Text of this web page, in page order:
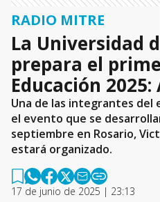
RADIO MITRE
La Universidad
prepara el
Educación 2025:
Una de las integrantes del
el evento que se
septiembre en Rosario,
estará organizado.
17 de junio de 2025 | 23:13